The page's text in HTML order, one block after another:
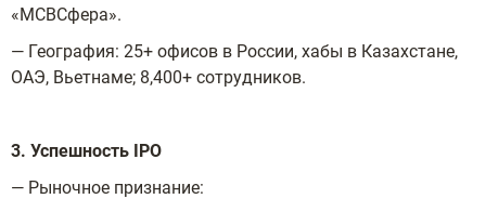
«МСВСфера».
— География: 25+ офисов в России, хабы в Казахстане,
ОАЭ, Вьетнаме; 8,400+ сотрудников.
3. Успешность IPO
— Рыночное признание: